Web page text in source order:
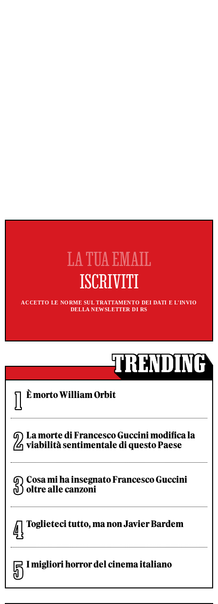
ACCETTO LE NORME SUL TRATTAMENTO DEI DATI E L'INVIO
DELLA NEWSLETTER DI RS
È morto William Orbit
La morte di Francesco Guccini modifica la
viabilità sentimentale di questo Paese
Cosa mi ha insegnato Francesco Guccini
oltre alle canzoni
Toglieteci tutto, ma non Javier Bardem
I migliori horror del cinema italiano